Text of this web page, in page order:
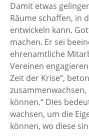
Damit etwas
Räume schaffen, in
entwickeln kann.
machen. Er sei
ehrenamtliche
Vereinen
Zeit der Krise“,
können.“ Dies
wachsen, um die
können, wo diese